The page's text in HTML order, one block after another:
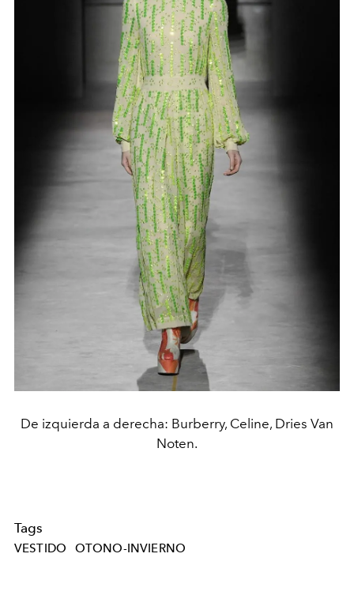
De izquierda a derecha: Burberry, Celine, Dries Van
Noten.
Tags
VESTIDO OTONO-INVIERNO